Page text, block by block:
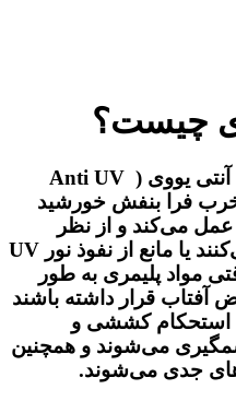
چیست؟
افزودنی آنتی یووی ( Anti UV
فرا بنفش خورشید
می‌کند و از نظر
فیزیکی تابش را غربالگری می‌کنند یا مانع از نفوذ نور UV
مواد پلیمری به طور
قرار داشته باشند
استحکام کششی و
می‌شوند و همچنین
های جدی می‌شوند.